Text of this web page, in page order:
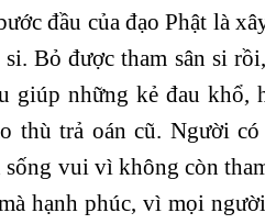
đầu của đạo Phật là
Bỏ được tham sân si
giúp những kẻ đau khổ,
thù trả oán cũ. Người
vui vì không còn
hạnh phúc, vì mọi